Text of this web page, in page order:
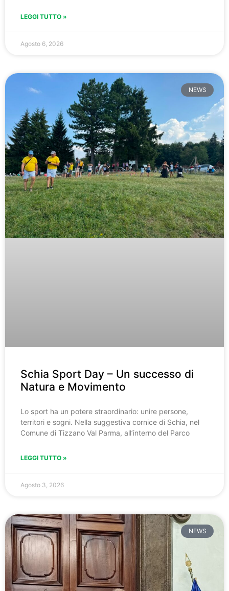
LEGGI TUTTO »
Agosto 6, 2026
NEWS
Schia Sport Day – Un successo di
Natura e Movimento
Lo sport ha un potere straordinario: unire persone,
territori e sogni. Nella suggestiva cornice di Schia, nel
Comune di Tizzano Val Parma, all’interno del Parco
LEGGI TUTTO »
Agosto 3, 2026
NEWS